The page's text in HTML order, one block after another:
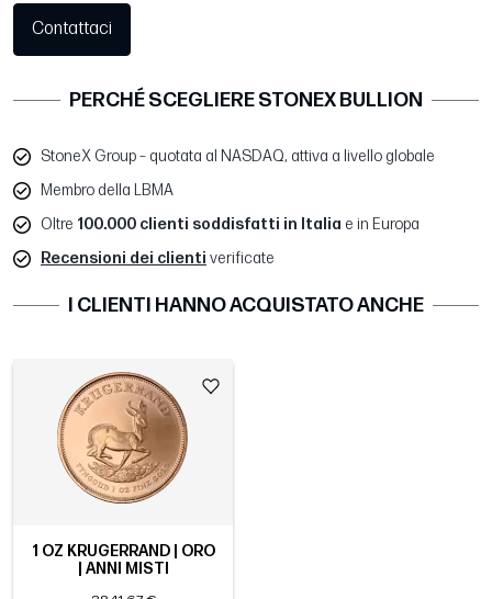
Contattaci
PERCHÉ SCEGLIERE STONEX BULLION
StoneX Group – quotata al NASDAQ, attiva a livello globale
Membro della LBMA
Oltre 100.000 clienti soddisfatti in Italia e in Europa
Recensioni dei clienti verificate
I CLIENTI HANNO ACQUISTATO ANCHE
1 OZ KRUGERRAND | ORO
| ANNI MISTI